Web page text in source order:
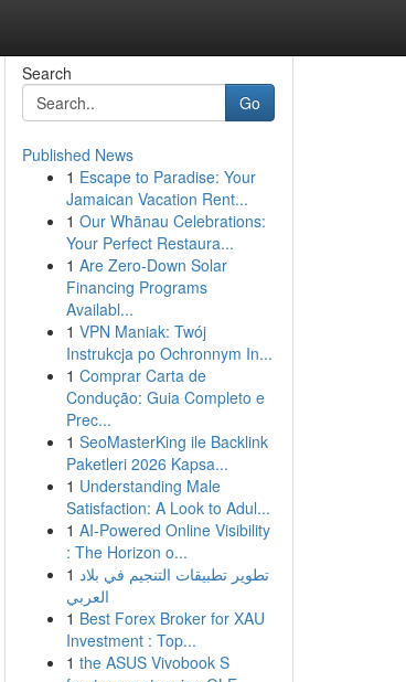
Search
Go
Published News
1 Escape to Paradise: Your
Jamaican Vacation Rent...
1 Our Whānau Celebrations:
Your Perfect Restaura...
1 Are Zero-Down Solar
Financing Programs
Availabl...
1 VPN Maniak: Twój
Instrukcja po Ochronnym In...
1 Comprar Carta de
Condução: Guia Completo e
Prec...
1 SeoMasterKing ile Backlink
Paketleri 2026 Kapsa...
1 Understanding Male
Satisfaction: A Look to Adul...
1 AI-Powered Online Visibility
: The Horizon o...
1 تطوير تطبيقات التنجيم في بلاد
العربي
1 Best Forex Broker for XAU
Investment : Top...
1 the ASUS Vivobook S